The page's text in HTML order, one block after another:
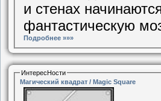
и стенах
фантастическую
Подробнее »»»
ИнтересНости
Магический квадрат / Magic Square